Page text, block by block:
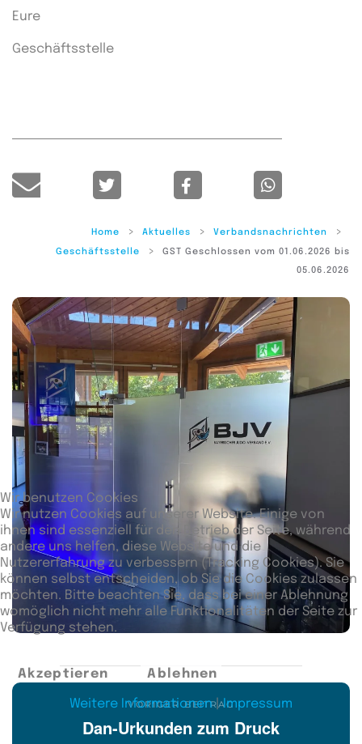
Eure
Geschäftsstelle
Home Aktuelles
Verbandsnachrichten
Geschäftsstelle
GST Geschlossen vom 01.06.2026 bis
05.06.2026
VORIGER BEITRAG
Dan-Urkunden zum Druck
Wir benutzen Cookies
Wir nutzen Cookies auf unserer Website. Einige von
ihnen sind essenziell für den Betrieb der Seite, während
andere uns helfen, diese Website und die
Nutzererfahrung zu verbessern (Tracking Cookies). Sie
können selbst entscheiden, ob Sie die Cookies zulassen
möchten. Bitte beachten Sie, dass bei einer Ablehnung
womöglich nicht mehr alle Funktionalitäten der Seite zur
Verfügung stehen.
Akzeptieren Ablehnen
Weitere Informationen|Impressum